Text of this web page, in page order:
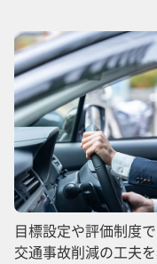
目標設定や評価制度
交通事故削減の工夫